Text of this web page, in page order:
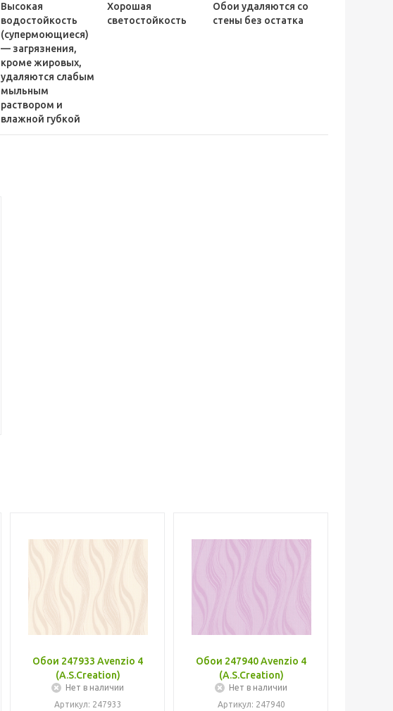
Высокая
водостойкость
(супермоющиеся)
— загрязнения,
кроме жировых,
удаляются слабым
мыльным
раствором и
влажной губкой
Хорошая
светостойкость
Обои удаляются со
стены без остатка
Обои 247933 Avenzio 4
(A.S.Creation)
Нет в наличии
Артикул: 247933
Обои 247940 Avenzio 4
(A.S.Creation)
Нет в наличии
Артикул: 247940